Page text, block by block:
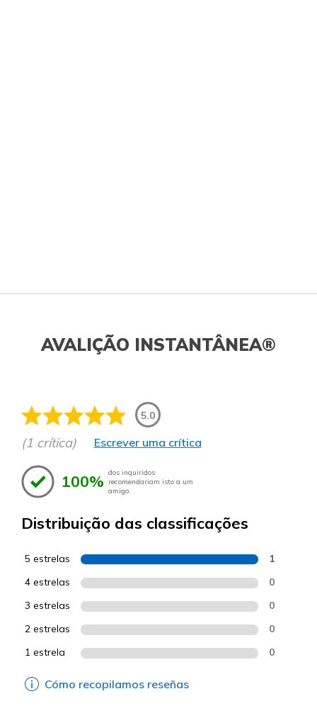
AVALIÇÃO INSTANTÂNEA®
5.0
(1 crítica) Escrever uma crítica
100% dos inquiridos
recomendariam isto a um
amigo.
Distribuição das classificações
5 estrelas 1
4 estrelas 0
3 estrelas 0
2 estrelas 0
1 estrela 0
Cómo recopilamos reseñas